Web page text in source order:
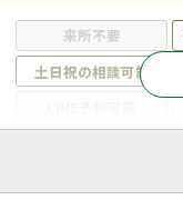
来所不要
土日祝の相談可能
遺言書作成・遺言執行